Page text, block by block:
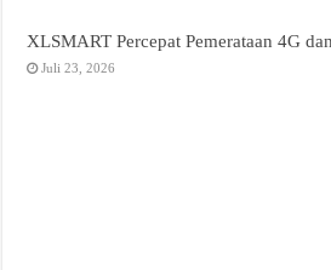
XLSMART Percepat Pemerataan 4G
Juli 23, 2026